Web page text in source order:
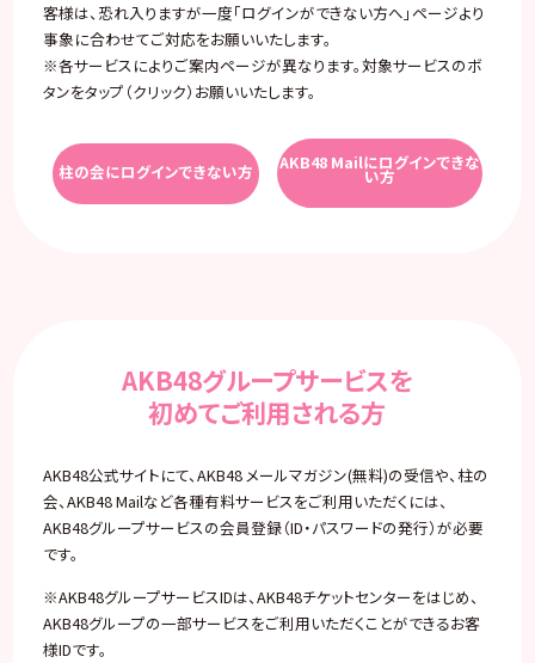
客様は、恐れ入りますが一度「ログインができない方へ」ページより
事象に合わせてご対応をお願いいたします。
※各サービスによりご案内ページが異なります。対象サービスのボ
タンをタップ（クリック）お願いいたします。
柱の会にログインできない方 AKB48 Mailにログインできな
い方
AKB48グループサービスを
初めてご利用される方
AKB48公式サイトにて、AKB48 メールマガジン(無料)の受信や、柱の
会、AKB48 Mailなど各種有料サービスをご利用いただくには、
AKB48グループサービスの会員登録（ID・パスワードの発行）が必要
です。
※AKB48グループサービスIDは、AKB48チケットセンターをはじめ、
AKB48グループの一部サービスをご利用いただくことができるお客
様IDです。